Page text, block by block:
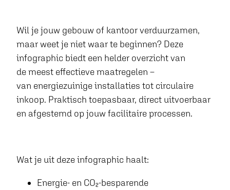
Wil je jouw gebouw of kantoor verduurzamen,
maar weet je niet waar te beginnen? Deze
infographic biedt een helder overzicht van
de meest effectieve maatregelen –
van energiezuinige installaties tot circulaire
inkoop. Praktisch toepasbaar, direct uitvoerbaar
en afgestemd op jouw facilitaire processen.
Wat je uit deze infographic haalt:
Energie- en CO₂-besparende